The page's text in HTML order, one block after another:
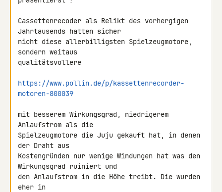
Cassettenrecoder als Relikt des vorhergigen
Jahrtausends hatten sicher
nicht diese allerbilligsten Spielzeugmotore,
sondern weitaus
qualitätsvollere
https://www.pollin.de/p/kassettenrecorder-
motoren-800039
mit besserem Wirkungsgrad, niedrigerem
Anlaufstrom als die
Spielzeugmotore die Juju gekauft hat, in denen
der Draht aus
Kostengründen nur wenige Windungen hat was den
Wirkungsgrad ruiniert und
den Anlaufstrom in die Höhe treibt. Die wurden
eher in